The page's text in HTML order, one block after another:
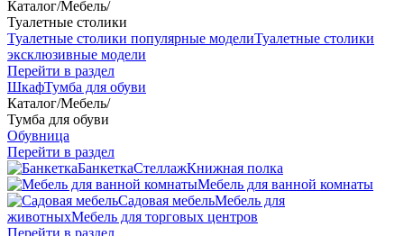
Каталог/Мебель/
Туалетные столики
Туалетные столики популярные моделиТуалетные столики
эксклюзивные модели
Перейти в раздел
ШкафТумба для обуви
Каталог/Мебель/
Тумба для обуви
Обувница
Перейти в раздел
БанкеткаСтеллажКнижная полка
Мебель для ванной комнаты
Садовая мебельМебель для
животныхМебель для торговых центров
Перейти в раздел